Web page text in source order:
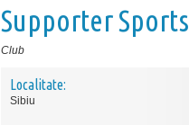
Supporter Sports
Club
Localitate:
Sibiu